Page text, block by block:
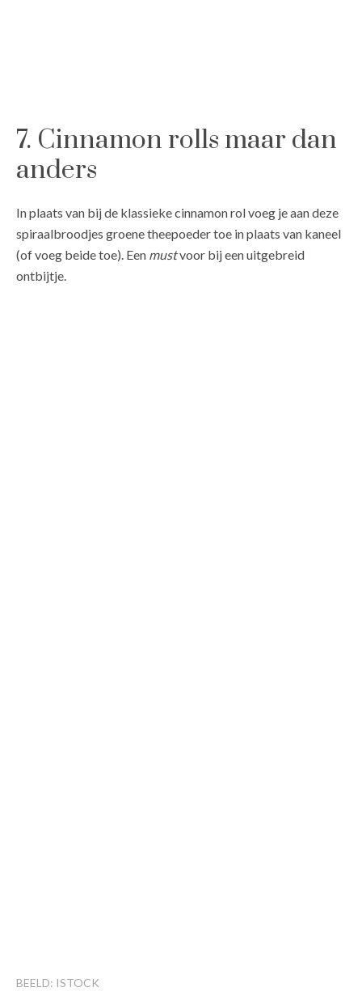
7. Cinnamon rolls maar dan
anders
In plaats van bij de klassieke cinnamon rol voeg je aan deze
spiraalbroodjes groene theepoeder toe in plaats van kaneel
(of voeg beide toe). Een mustvoor bij een uitgebreid
ontbijtje.
BEELD: ISTOCK